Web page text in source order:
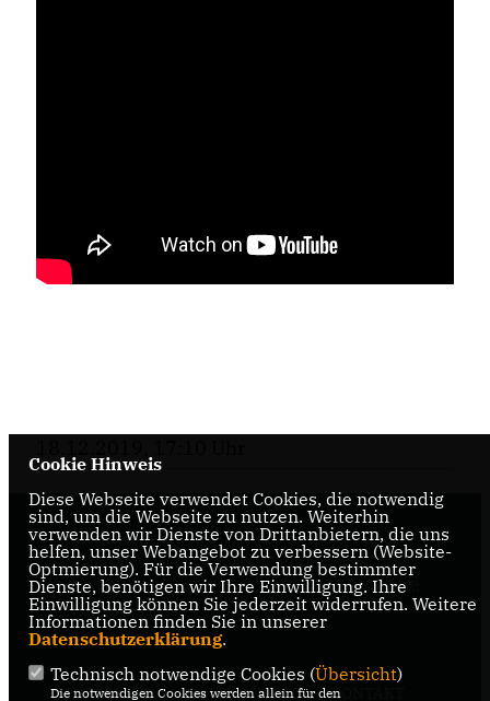
Internetseite der CDU-Fraktion im Rat der Stadt
Braunschweig, mit aktuellen Informationen rund
um die Kommunalpolitik in der zweitgrößten Stadt
Niedersachsens.
IMPRESSUM DATENSCHUTZ KONTAKT
Cookie Hinweis
Diese Webseite verwendet Cookies, die notwendig
sind, um die Webseite zu nutzen. Weiterhin
verwenden wir Dienste von Drittanbietern, die uns
helfen, unser Webangebot zu verbessern (Website-
Optmierung). Für die Verwendung bestimmter
Dienste, benötigen wir Ihre Einwilligung. Ihre
Einwilligung können Sie jederzeit widerrufen. Weitere
Informationen finden Sie in unserer
Datenschutzerklärung.
Technisch notwendige Cookies (Übersicht)
Die notwendigen Cookies werden allein für den